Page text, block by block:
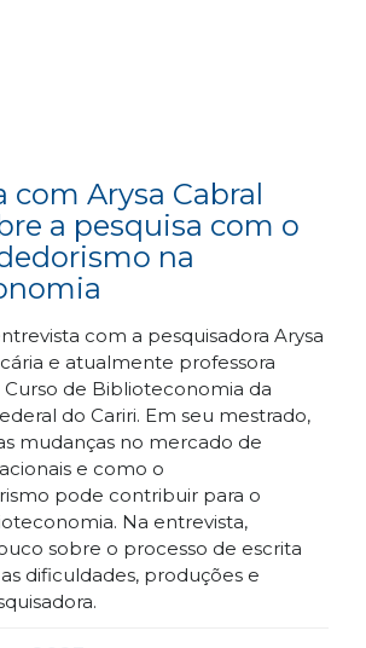
com Arysa Cabral
a pesquisa com o
na
com a pesquisadora Arysa
e atualmente professora
Curso de Biblioteconomia da
do Cariri. Em seu mestrado,
mudanças no mercado de
e como o
pode contribuir para o
Na entrevista,
sobre o processo de escrita
dificuldades, produções e